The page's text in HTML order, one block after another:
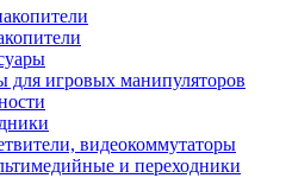
для игровых манипуляторов
видеокоммутаторы
и переходники